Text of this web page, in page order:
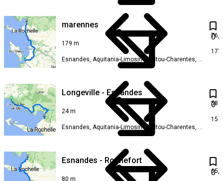
0
marennes
179 m
177
0
Longeville - Esnandes
58
24 m
15
0
Esnandes - Rochefort
80 m